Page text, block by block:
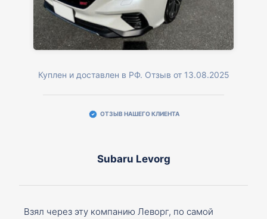
Куплен и доставлен в РФ. Отзыв от 13.08.2025
ОТЗЫВ НАШЕГО КЛИЕНТА
Subaru Levorg
Взял через эту компанию Леворг, по самой